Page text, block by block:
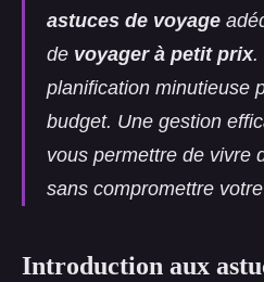
astuces de voyage
de voyager à petit prix.
planification minutieuse
budget. Une gestion
vous permettre de vivre
sans compromettre
Introduction aux